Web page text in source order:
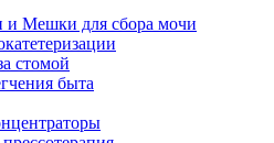
Мешки для сбора мочи
стомой
быта